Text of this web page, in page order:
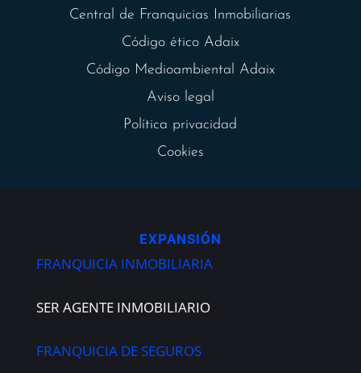
Central de Franquicias Inmobiliarias
Código ético Adaix
Código Medioambiental Adaix
Aviso legal
Política privacidad
Cookies
EXPANSIÓN
FRANQUICIA INMOBILIARIA
SER AGENTE INMOBILIARIO
FRANQUICIA DE SEGUROS